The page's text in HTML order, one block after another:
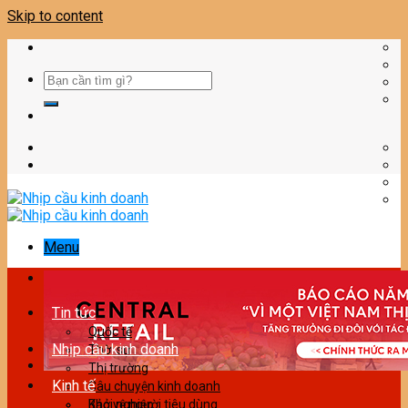
Skip to content
Menu
Tin tức
Quốc tế
Thời sự
Nhịp cầu kinh doanh
Thị trường
Câu chuyện kinh doanh
Bảo vệ người tiêu dùng
Kinh tế
Khởi nghiệp